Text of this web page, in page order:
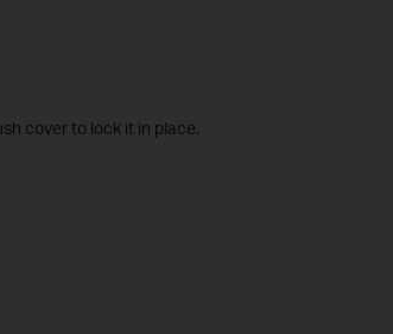
cover to lock it in place.